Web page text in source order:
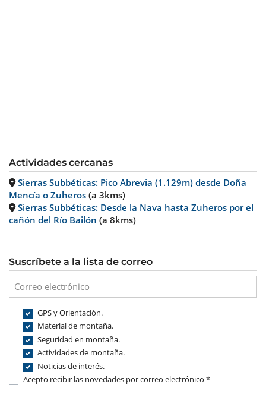
Actividades cercanas
Sierras Subbéticas: Pico Abrevia (1.129m) desde Doña
Mencía o Zuheros (a 3kms)
Sierras Subbéticas: Desde la Nava hasta Zuheros por el
cañón del Río Bailón (a 8kms)
Suscríbete a la lista de correo
GPS y Orientación.
Material de montaña.
Seguridad en montaña.
Actividades de montaña.
Noticias de interés.
Acepto recibir las novedades por correo electrónico *